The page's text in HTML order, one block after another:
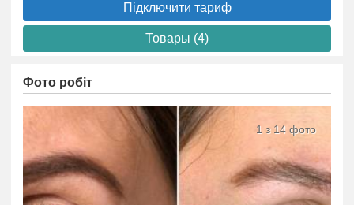
Підключити тариф
Товары (4)
Фото робіт
1 з 14 фото